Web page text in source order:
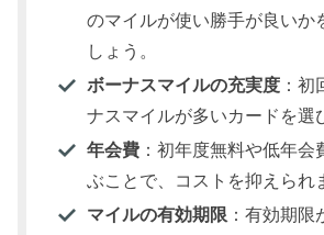
のマイルが使い勝手が良いか
しょう。
ボーナスマイルの充実度：初
ナスマイルが多いカードを選
年会費：初年度無料や低年会
ぶことで、コストを抑えられ
マイルの有効期限 ：有効期限